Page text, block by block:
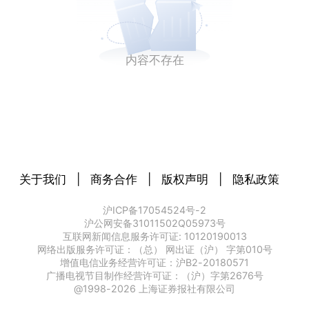
内容不存在
关于我们 商务合作 版权声明 隐私政策
沪ICP备17054524号-2
沪公网安备31011502Q05973号
互联网新闻信息服务许可证: 10120190013
网络出版服务许可证：（总） 网出证（沪） 字第010号
增值电信业务经营许可证：沪B2-20180571
广播电视节目制作经营许可证：（沪）字第2676号
@1998-2026 上海证券报社有限公司